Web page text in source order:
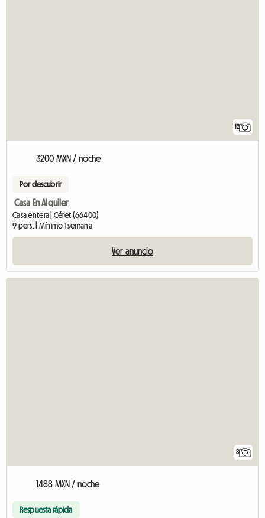
12
3200 MXN / noche
Por descubrir
Casa En Alquiler
Casa entera | Céret (66400)
9 pers. | Mínimo 1 semana
Ver anuncio
8
1488 MXN / noche
Respuesta rápida